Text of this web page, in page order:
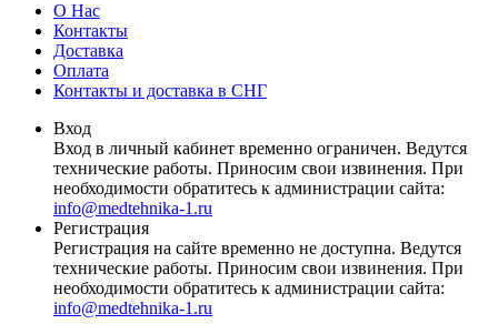
О Нас
Контакты
Доставка
Оплата
Контакты и доставка в СНГ
Вход
Вход в личный кабинет временно ограничен. Ведутся
технические работы. Приносим свои извинения. При
необходимости обратитесь к администрации сайта:
info@medtehnika-1.ru
Регистрация
Регистрация на сайте временно не доступна. Ведутся
технические работы. Приносим свои извинения. При
необходимости обратитесь к администрации сайта:
info@medtehnika-1.ru